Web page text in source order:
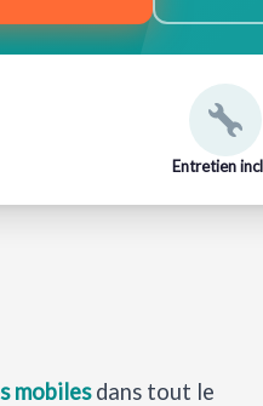
Entretien
mobilesdans tout le